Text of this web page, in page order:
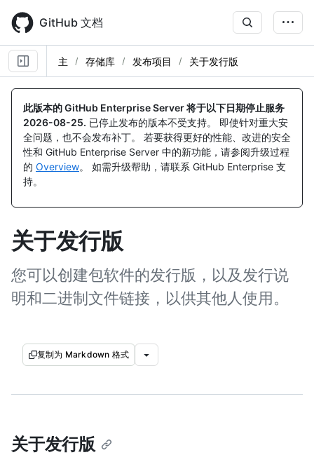
main
content
GitHub 文档
主 存储库 发布项目 关于发行版
此版本的 GitHub Enterprise Server 将于以下日期停止服务
2026-08-25. 已停止发布的版本不受支持。 即使针对重大安
全问题，也不会发布补丁。 若要获得更好的性能、改进的安全
性和 GitHub Enterprise Server 中的新功能，请参阅升级过程
的 Overview。 如需升级帮助，请联系 GitHub Enterprise 支
持。
关于发行版
您可以创建包软件的发行版，以及发行说
明和二进制文件链接，以供其他人使用。
复制为 Markdown 格式
关于发行版